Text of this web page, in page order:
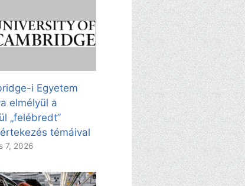
i Egyetem
elmélyül a
„felébredt”
témáival
7, 2026